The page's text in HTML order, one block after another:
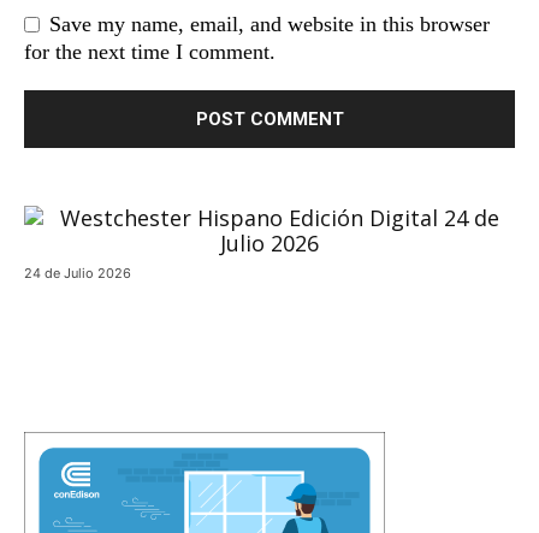
Save my name, email, and website in this browser
for the next time I comment.
24 de Julio 2026